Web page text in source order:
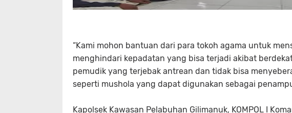
“Kami mohon bantuan dari para tokoh agama untuk
menghindari kepadatan yang bisa terjadi akibat
pemudik yang terjebak antrean dan tidak bisa
seperti mushola yang dapat digunakan sebagai
Kapolsek Kawasan Pelabuhan Gilimanuk, KOMPOL I